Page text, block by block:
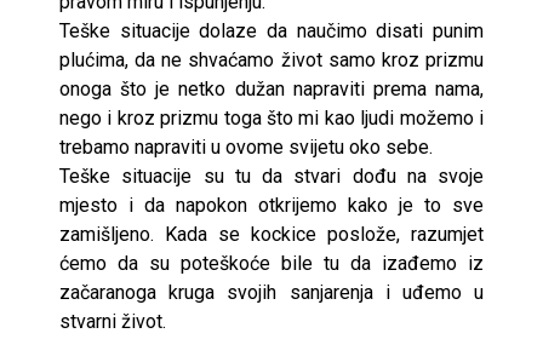
Teške situacije dolaze da naučimo disati punim
plućima, da ne shvaćamo život samo kroz prizmu
onoga što je netko dužan napraviti prema nama,
nego i kroz prizmu toga što mi kao ljudi možemo i
trebamo napraviti u ovome svijetu oko sebe.
Teške situacije su tu da stvari dođu na svoje
mjesto i da napokon otkrijemo kako je to sve
zamišljeno. Kada se kockice poslože, razumjet
ćemo da su poteškoće bile tu da izađemo iz
začaranoga kruga svojih sanjarenja i uđemo u
stvarni život.